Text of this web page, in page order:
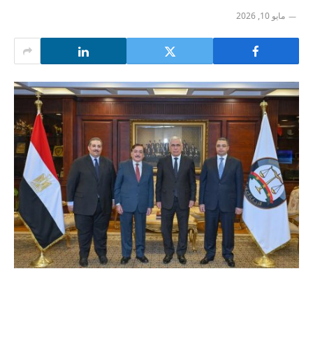
مايو 10, 2026